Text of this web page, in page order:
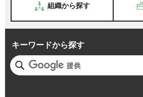
組織から探す
キーワードから探す